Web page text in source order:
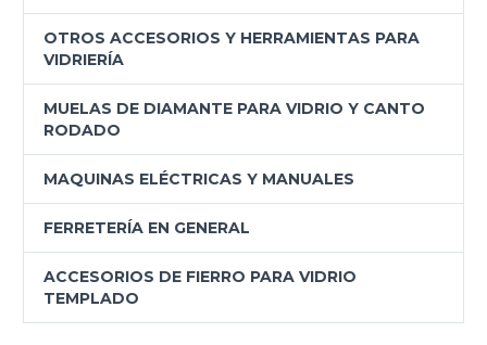
OTROS ACCESORIOS Y HERRAMIENTAS PARA
VIDRIERÍA
MUELAS DE DIAMANTE PARA VIDRIO Y CANTO
RODADO
MAQUINAS ELÉCTRICAS Y MANUALES
FERRETERÍA EN GENERAL
ACCESORIOS DE FIERRO PARA VIDRIO
TEMPLADO